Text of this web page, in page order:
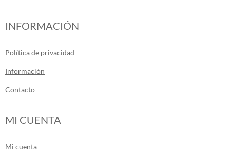
INFORMACIÓN
Política de privacidad
Información
Contacto
MI CUENTA
Mi cuenta